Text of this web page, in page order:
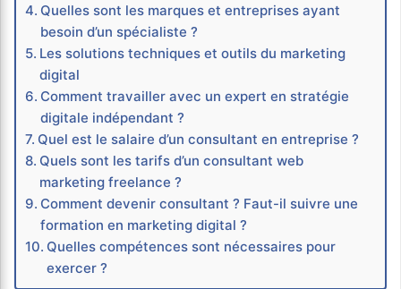
Quelles sont les marques et entreprises ayant
besoin d’un spécialiste ?
Les solutions techniques et outils du marketing
digital
Comment travailler avec un expert en stratégie
digitale indépendant ?
Quel est le salaire d’un consultant en entreprise ?
Quels sont les tarifs d’un consultant web
marketing freelance ?
Comment devenir consultant ? Faut-il suivre une
formation en marketing digital ?
Quelles compétences sont nécessaires pour
exercer ?